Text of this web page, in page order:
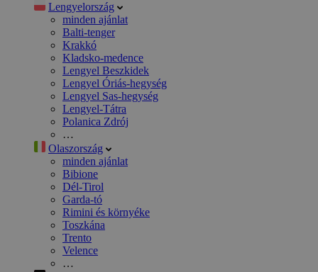
Lengyelország
minden ajánlat
Balti-tenger
Krakkó
Kladsko-medence
Lengyel Beszkidek
Lengyel Óriás-hegység
Lengyel Sas-hegység
Lengyel-Tátra
Polanica Zdrój
…
Olaszország
minden ajánlat
Bibione
Dél-Tirol
Garda-tó
Rimini és környéke
Toszkána
Trento
Velence
…